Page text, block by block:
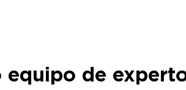
equipo de